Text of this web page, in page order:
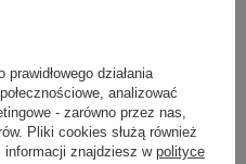
Zadaj pytanie
działania
analizować
- zarówno przez nas,
Pliki cookies służą również
informacji znajdziesz w polityce